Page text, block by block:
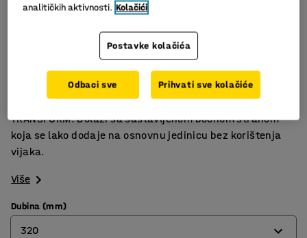
Nisu potrebni vijci
Dodatni prostor za spremanje
Dodatna jedinica s podesivim policama za regal
TRANSFORM. Dolazi sa sastavljenom bočnom stranom
koja se lako dodaje na osnovnu jedinicu bez korištenja
vijaka.
Više
Dubina (mm)
320
analitičkih aktivnosti. Kolačići
Postavke kolačića
Odbaci sve Prihvati sve kolačiće